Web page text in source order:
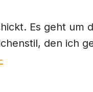
Es geht um
den ich